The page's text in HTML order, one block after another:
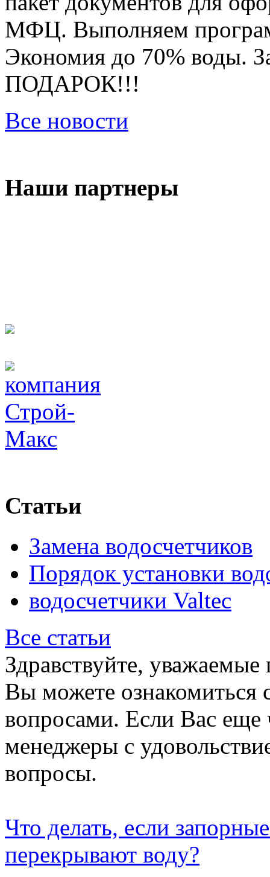
МФЦ. Выполняем
Экономия до 70% воды.
ПОДАРОК!!!
Все новости
Наши партнеры
Статьи
Замена водосчетчиков
Порядок установки
водосчетчики Valtec
Все статьи
Здравствуйте,
Вы можете ознакомиться
вопросами. Если Вас еще
менеджеры с
вопросы.
Что делать, если
перекрывают воду?